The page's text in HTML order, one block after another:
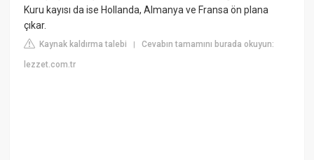
Kuru kayısı da ise Hollanda, Almanya ve Fransa ön plana
çıkar.
Kaynak kaldırma talebi |Cevabın tamamını burada okuyun:
lezzet.com.tr